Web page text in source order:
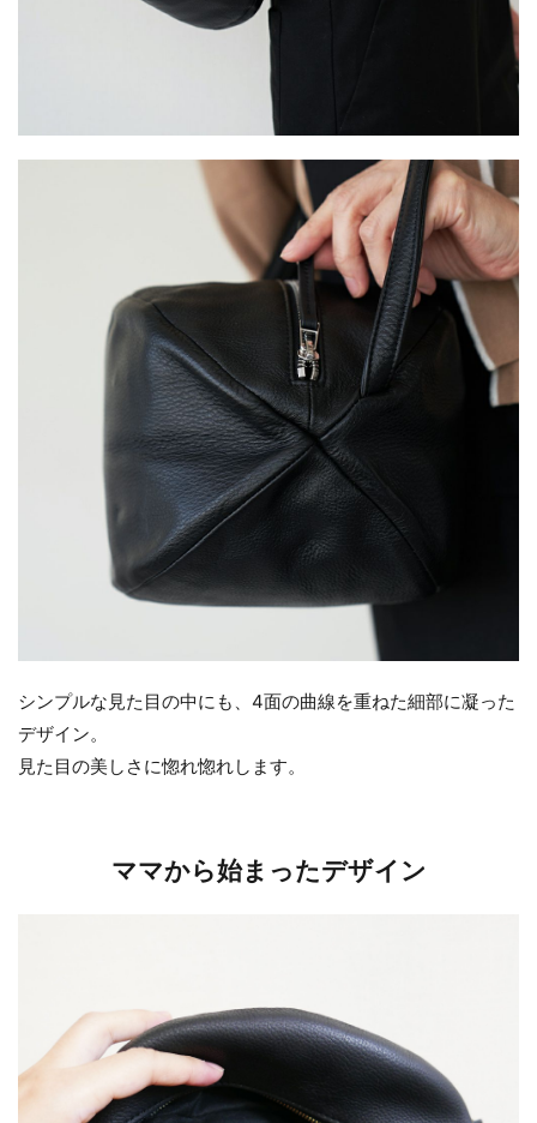
シンプルな見た目の中にも、4面の曲線を重ねた細部に凝った
デザイン。
見た目の美しさに惚れ惚れします。
ママから始まったデザイン